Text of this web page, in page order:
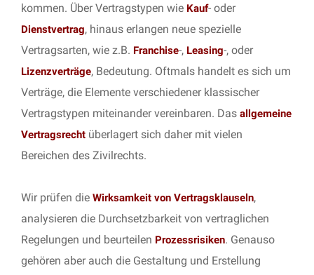
kommen. Über Vertragstypen wie Kauf- oder
Dienstvertrag, hinaus erlangen neue spezielle
Vertragsarten, wie z.B. Franchise-, Leasing-, oder
Lizenzverträge, Bedeutung. Oftmals handelt es sich um
Verträge, die Elemente verschiedener klassischer
Vertragstypen miteinander vereinbaren. Das allgemeine
Vertragsrecht überlagert sich daher mit vielen
Bereichen des Zivilrechts.
Wir prüfen die Wirksamkeit von Vertragsklauseln,
analysieren die Durchsetzbarkeit von vertraglichen
Regelungen und beurteilen Prozessrisiken. Genauso
gehören aber auch die Gestaltung und Erstellung